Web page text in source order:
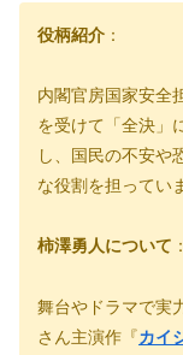
役柄紹介 ：
内閣官房国家安全
を受けて「全決」
し、国民の不安や
な役割を担ってい
柿澤勇人について ：
舞台やドラマで実
さん主演作『カイ